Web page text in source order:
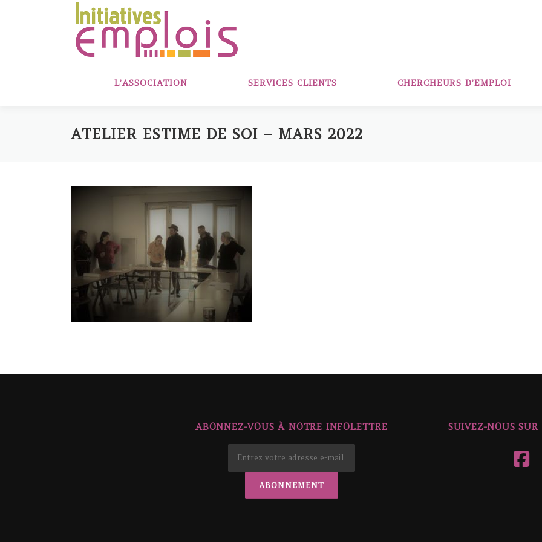
L’ASSOCIATION SERVICES CLIENTS CHERCHEURS D’EMPLOI
ATELIER ESTIME DE SOI – MARS 2022
ABONNEZ-VOUS À NOTRE INFOLETTRE SUIVEZ-NOUS SUR